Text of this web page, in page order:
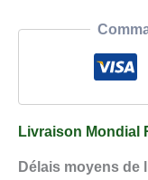
Livraison Mondial
Délais moyens de